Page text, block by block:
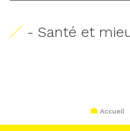
- Santé et
Accueil